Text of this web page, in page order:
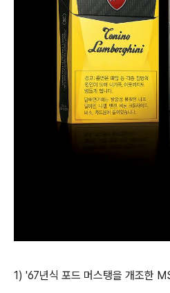
1) '67년식 포드 머스탱을 개조한